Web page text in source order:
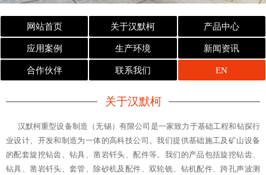
网站首页 关于汉默柯 产品中心
应用案例 生产环境 新闻资讯
合作伙伴 联系我们 EN
关于汉默柯
汉默柯重型设备制造（无锡）有限公司是一家致力于基础工程和钻探行
业设计、开发和制造为一体的高科技公司。我们提供基础施工及矿山设备
的配套旋挖钻齿、钻具、凿岩钎头、配件等。我们的产品包括旋挖钻齿、
钻具、凿岩钎头、套管、除砂机及配件、双轮铣、钻机配件、跨孔声波测